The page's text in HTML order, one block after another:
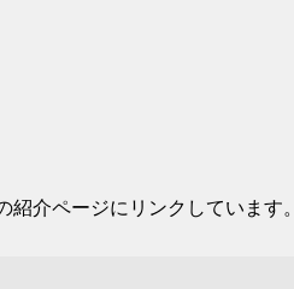
介ページにリンクしています。